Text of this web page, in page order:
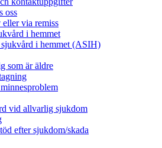
oss
via remiss
i hemmet
sjukvård i hemmet (ASIH)
som är äldre
vid allvarlig sjukdom
efter sjukdom/skada